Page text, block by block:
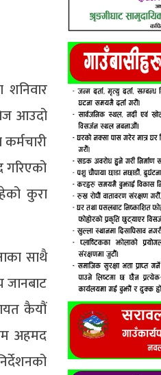
आउदो
गरिएको
कुरा
साथै
जानबाट
कैयौं
अहमद